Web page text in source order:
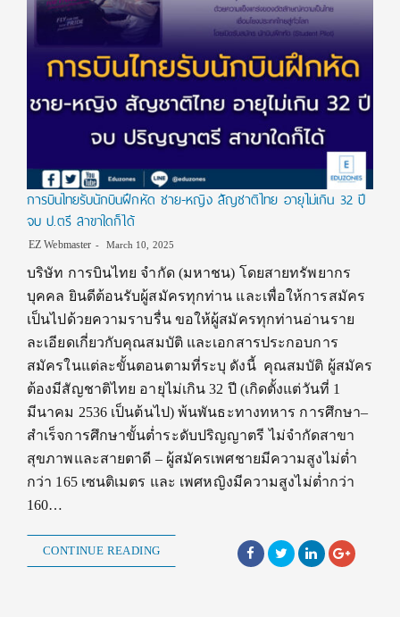
การบินไทยรับนักบินฝึกหัด ชาย-หญิง สัญชาติไทย อายุไม่เกิน 32 ปี
จบ ป.ตรี สาขาใดก็ได้
EZ Webmaster March 10, 2025
บริษัท การบินไทย จำกัด (มหาชน) โดยสายทรัพยากร
บุคคล ยินดีต้อนรับผู้สมัครทุกท่าน และเพื่อให้การสมัคร
เป็นไปด้วยความราบรื่น ขอให้ผู้สมัครทุกท่านอ่านราย
ละเอียดเกี่ยวกับคุณสมบัติ และเอกสารประกอบการ
สมัครในแต่ละขั้นตอนตามที่ระบุ ดังนี้ คุณสมบัติ ผู้สมัคร
ต้องมีสัญชาติไทย อายุไม่เกิน 32 ปี (เกิดตั้งแต่วันที่ 1
มีนาคม 2536 เป็นต้นไป) พ้นพันธะทางทหาร การศึกษา–
สำเร็จการศึกษาขั้นต่ำระดับปริญญาตรี ไม่จำกัดสาขา
สุขภาพและสายตาดี – ผู้สมัครเพศชายมีความสูงไม่ต่ำ
กว่า 165 เซนติเมตร และ เพศหญิงมีความสูงไม่ต่ำกว่า
160…
CONTINUE READING